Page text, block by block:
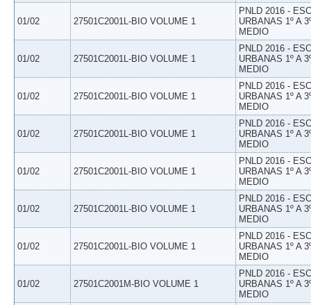
01/02 27501C2001L-BIO VOLUME 1
PNLD 2016 -
URBANAS 1º A
MEDIO
01/02 27501C2001L-BIO VOLUME 1
PNLD 2016 -
URBANAS 1º A
MEDIO
01/02 27501C2001L-BIO VOLUME 1
PNLD 2016 -
URBANAS 1º A
MEDIO
01/02 27501C2001L-BIO VOLUME 1
PNLD 2016 -
URBANAS 1º A
MEDIO
01/02 27501C2001L-BIO VOLUME 1
PNLD 2016 -
URBANAS 1º A
MEDIO
01/02 27501C2001L-BIO VOLUME 1
PNLD 2016 -
URBANAS 1º A
MEDIO
01/02 27501C2001L-BIO VOLUME 1
PNLD 2016 -
URBANAS 1º A
MEDIO
01/02 27501C2001M-BIO VOLUME 1
PNLD 2016 -
URBANAS 1º A
MEDIO